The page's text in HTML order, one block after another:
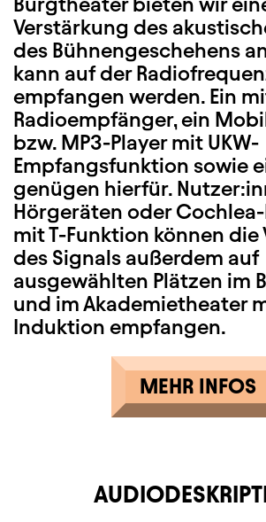
Verstärkung des
des Bühnengeschehens
kann auf der
empfangen werden. Ein
Radioempfänger, ein
bzw. MP3-Player mit UKW-
Empfangsfunktion sowie
genügen hierfür.
Hörgeräten oder
mit T-Funktion können die
des Signals außerdem auf
ausgewählten Plätzen im
und im Akademietheater
Induktion empfangen.
MEHR INFOS